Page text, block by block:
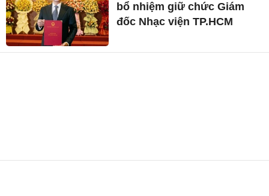
bổ nhiệm giữ chức Giám
đốc Nhạc viện TP.HCM